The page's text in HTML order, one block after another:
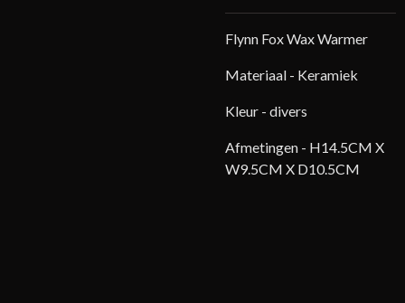
Flynn Fox Wax Warmer
Materiaal - Keramiek
Kleur - divers
Afmetingen - H14.5CM X
W9.5CM X D10.5CM